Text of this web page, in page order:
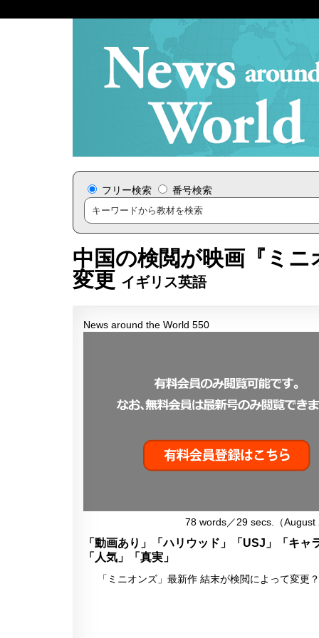
フリー検索 番号検索
中国の検閲が映画『ミ
変更 イギリス英語
News around the World 550
78 words／29 secs.（August
「動画あり」「ハリウッド」「USJ」「キャ
「人気」「真実」
「ミニオンズ」最新作 結末が検閲によって変更？